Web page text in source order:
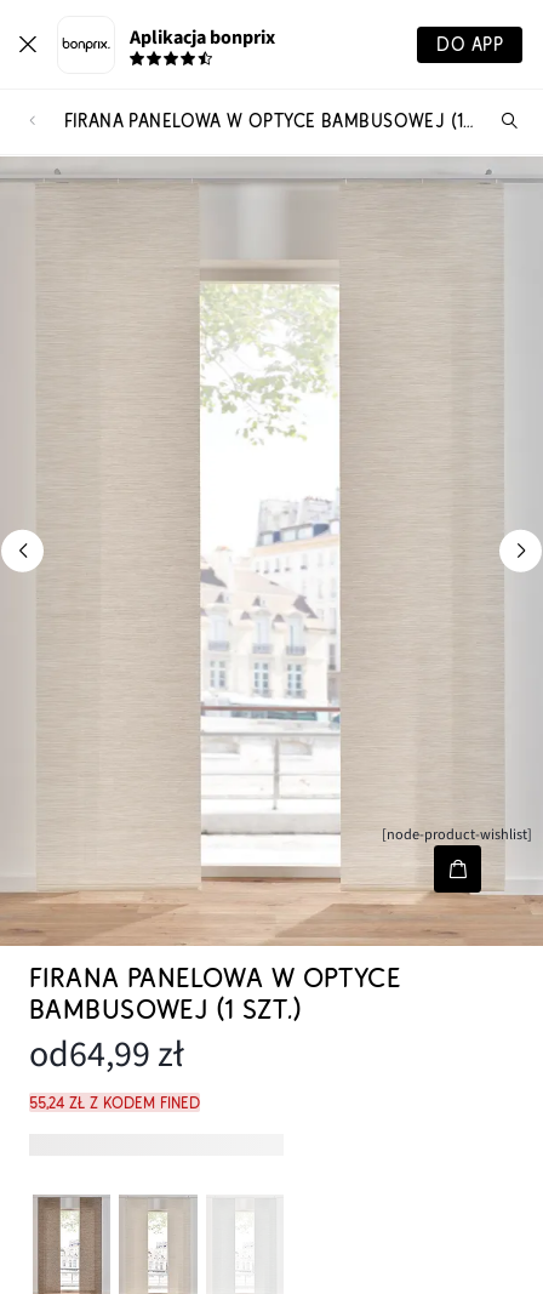
Aplikacja bonprix DO APP
FIRANA PANELOWA W OPTYCE BAMBUSOWEJ (1 SZT.)
[node-product-wishlist]
FIRANA PANELOWA W OPTYCE
BAMBUSOWEJ (1 SZT.)
od64,99 zł
55,24 zł z kodem FINED